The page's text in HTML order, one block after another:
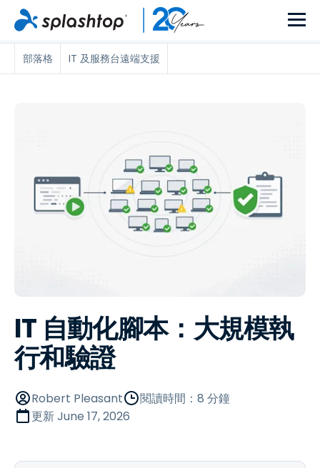
部落格 IT 及服務台遠端支援
IT 自動化腳本：大規模執
行和驗證
Robert Pleasant
閱讀時間：8 分鐘
更新June 17, 2026